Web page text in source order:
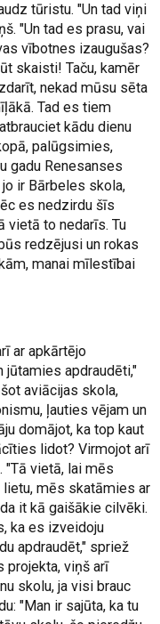
tūristu. "Un tad viņi
"Un tad es prasu, vai
vībotnes izaugušas?
skaisti! Taču, kamēr
nekad mūsu sēta
Tad es tiem
kādu dienu
palūgsimies,
gadu Renesanses
ir Bārbeles skola,
es nedzirdu šīs
vietā to nedarīs. Tu
redzējusi un rokas
manai mīlestībai
ar apkārtējo
jūtamies apdraudēti,"
aviācijas skola,
ļauties vējam un
domājot, ka top kaut
lidot? Virmojot arī
"Tā vietā, lai mēs
mēs skatāmies ar
it kā gaišākie cilvēki.
ka es izveidoju
apdraudēt," spriež
projekta, viņš arī
skolu, ja visi brauc
"Man ir sajūta, ka tu